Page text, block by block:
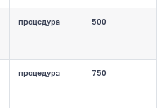
процедура 500
процедура 750